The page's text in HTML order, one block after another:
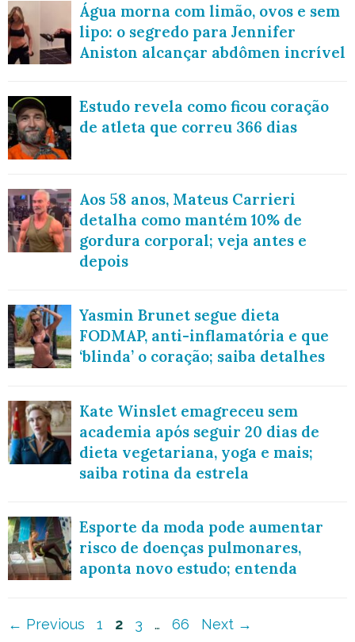
Água morna com limão, ovos e sem
lipo: o segredo para Jennifer
Aniston alcançar abdômen incrível
Estudo revela como ficou coração
de atleta que correu 366 dias
Aos 58 anos, Mateus Carrieri
detalha como mantém 10% de
gordura corporal; veja antes e
depois
Yasmin Brunet segue dieta
FODMAP, anti-inflamatória e que
‘blinda’ o coração; saiba detalhes
Kate Winslet emagreceu sem
academia após seguir 20 dias de
dieta vegetariana, yoga e mais;
saiba rotina da estrela
Esporte da moda pode aumentar
risco de doenças pulmonares,
aponta novo estudo; entenda
Navegação
← Previous Page
1 Page
2 Page
3 … Page
66 Next →